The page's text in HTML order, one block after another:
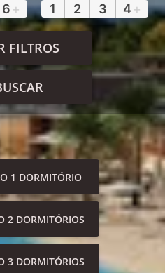
6 + 1 2 3 4 +
FILTROS
1 DORMITÓRIO
2 DORMITÓRIOS
3 DORMITÓRIOS